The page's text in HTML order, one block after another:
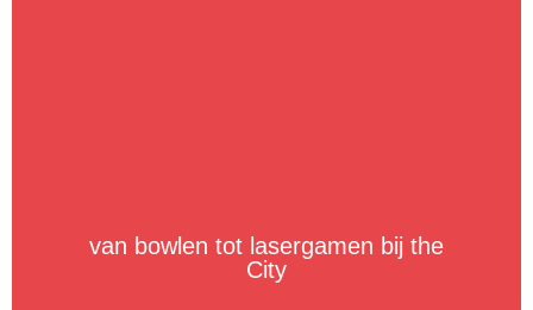
van bowlen tot lasergamen bij the
City